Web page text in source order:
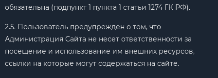
обязательна (подпункт 1 пункта 1 статьи 1274 ГК РФ).
2.5. Пользователь предупрежден о том, что
Администрация Сайта не несет ответственности за
посещение и использование им внешних ресурсов,
ссылки на которые могут содержаться на сайте.